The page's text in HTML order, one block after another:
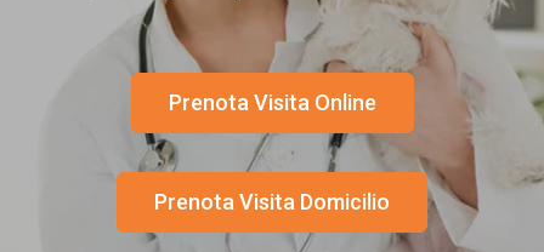
Prenota Visita Online
Prenota Visita Domicilio